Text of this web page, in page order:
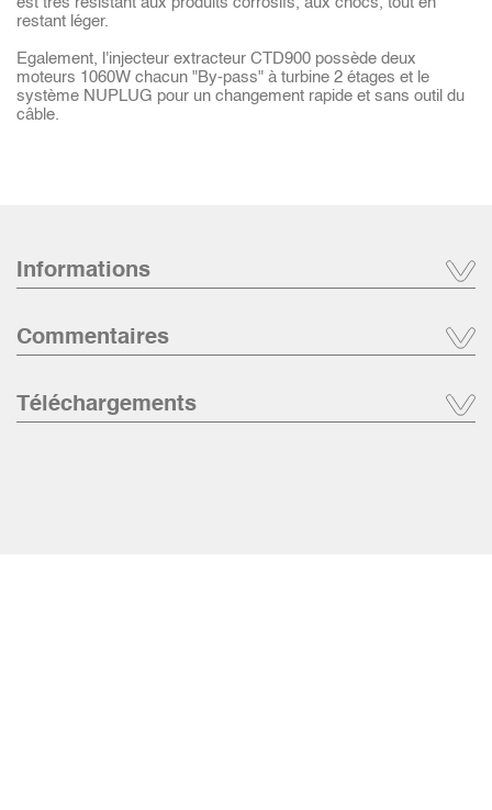
restant léger.
Egalement, l'injecteur extracteur CTD900 possède deux
moteurs 1060W chacun "By-pass" à turbine 2 étages et le
système NUPLUG pour un changement rapide et sans outil du
câble.
Informations
Commentaires
Téléchargements